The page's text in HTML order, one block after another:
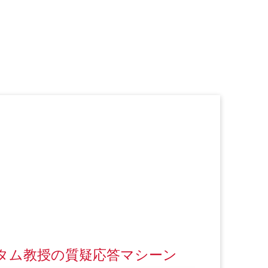
ム教授の質疑応答マシーン